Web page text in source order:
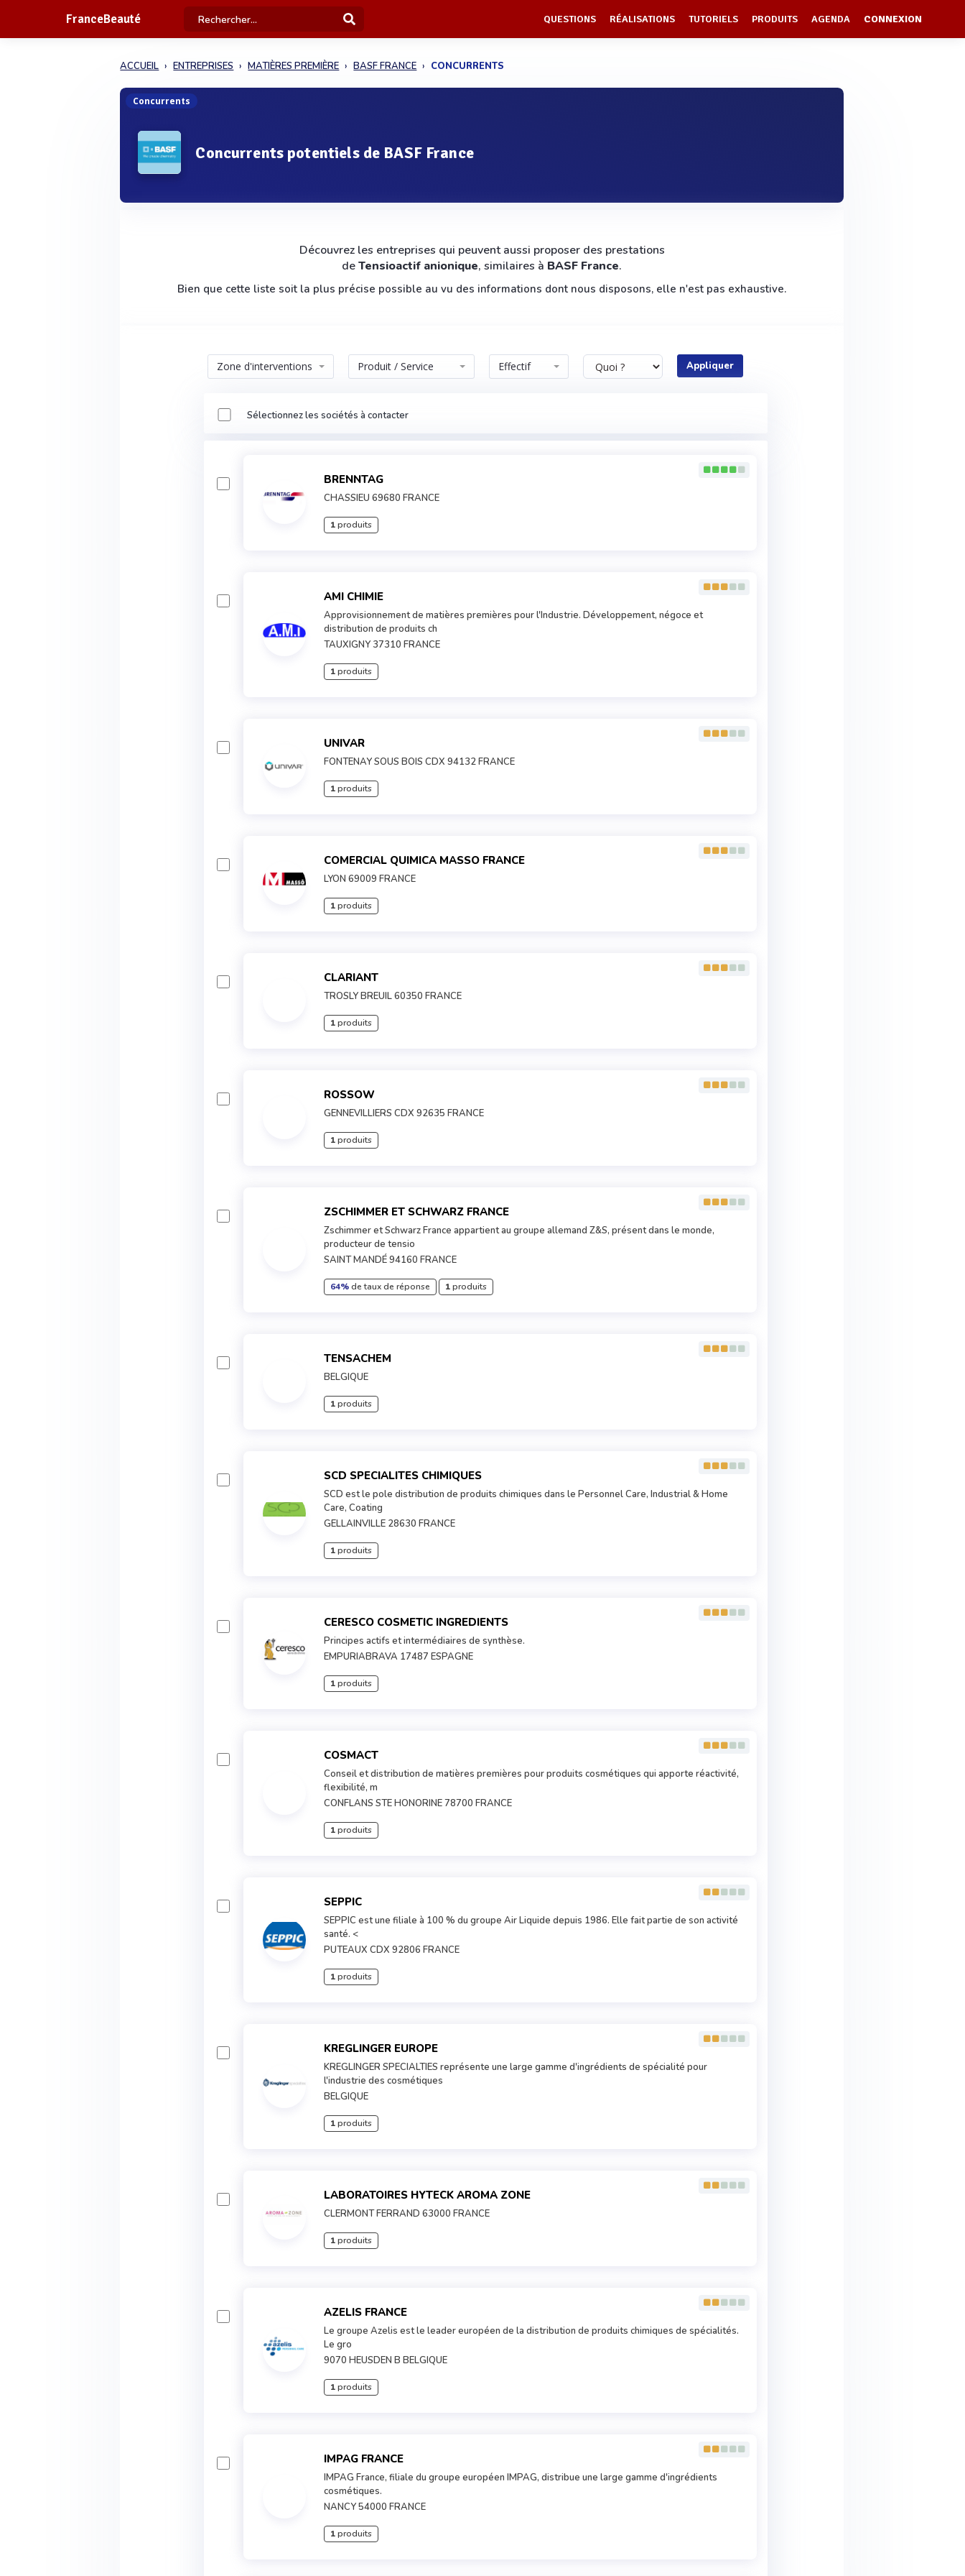
FranceBeauté QUESTIONS RÉALISATIONS TUTORIELS PRODUITS AGENDA CONNEXION
ACCUEIL ENTREPRISES MATIÈRES PREMIÈRE BASF FRANCE CONCURRENTS
Concurrents
Concurrents potentiels de BASF France
Découvrez les entreprises qui peuvent aussi proposer des prestations
deTensioactif anionique, similaires à BASF France.
Bien que cette liste soit la plus précise possible au vu des informations dont nous disposons, elle n'est pas exhaustive.
Zone d'interventions Produit / Service Effectif Appliquer
Sélectionnez les sociétés à contacter
BRENNTAG
CHASSIEU 69680 FRANCE
1produits
AMI CHIMIE
Approvisionnement de matières premières pour l'Industrie. Développement, négoce et
distribution de produits ch
TAUXIGNY 37310 FRANCE
1produits
UNIVAR
FONTENAY SOUS BOIS CDX 94132 FRANCE
1produits
COMERCIAL QUIMICA MASSO FRANCE
LYON 69009 FRANCE
1produits
CLARIANT
TROSLY BREUIL 60350 FRANCE
1produits
ROSSOW
GENNEVILLIERS CDX 92635 FRANCE
1produits
ZSCHIMMER ET SCHWARZ FRANCE
Zschimmer et Schwarz France appartient au groupe allemand Z&S, présent dans le monde,
producteur de tensio
SAINT MANDÉ 94160 FRANCE
64%de taux de réponse 1produits
TENSACHEM
BELGIQUE
1produits
SCD SPECIALITES CHIMIQUES
SCD est le pole distribution de produits chimiques dans le Personnel Care, Industrial & Home
Care, Coating
GELLAINVILLE 28630 FRANCE
1produits
CERESCO COSMETIC INGREDIENTS
Principes actifs et intermédiaires de synthèse.
EMPURIABRAVA 17487 ESPAGNE
1produits
COSMACT
Conseil et distribution de matières premières pour produits cosmétiques qui apporte réactivité,
flexibilité, m
CONFLANS STE HONORINE 78700 FRANCE
1produits
SEPPIC
SEPPIC est une filiale à 100 % du groupe Air Liquide depuis 1986. Elle fait partie de son activité
santé. <
PUTEAUX CDX 92806 FRANCE
1produits
KREGLINGER EUROPE
KREGLINGER SPECIALTIES représente une large gamme d'ingrédients de spécialité pour
l'industrie des cosmétiques
BELGIQUE
1produits
LABORATOIRES HYTECK AROMA ZONE
CLERMONT FERRAND 63000 FRANCE
1produits
AZELIS FRANCE
Le groupe Azelis est le leader européen de la distribution de produits chimiques de spécialités.
Le gro
9070 HEUSDEN B BELGIQUE
1produits
IMPAG FRANCE
IMPAG France, filiale du groupe européen IMPAG, distribue une large gamme d'ingrédients
cosmétiques.
NANCY 54000 FRANCE
1produits